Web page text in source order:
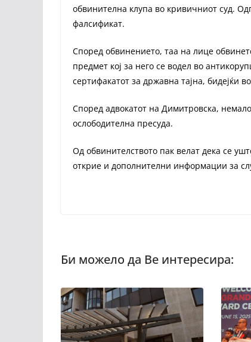
обвинителна клупа во кривичниот суд.
фалсификат.
Според обвинението, таа на лице
предмет кој за него се водел во
сертифакатот за државна тајна, бидејќи
Според адвокатот на Димитровска,
ослободителна пресуда.
Од обвинителството пак велат дека се
открие и дополнителни информации за